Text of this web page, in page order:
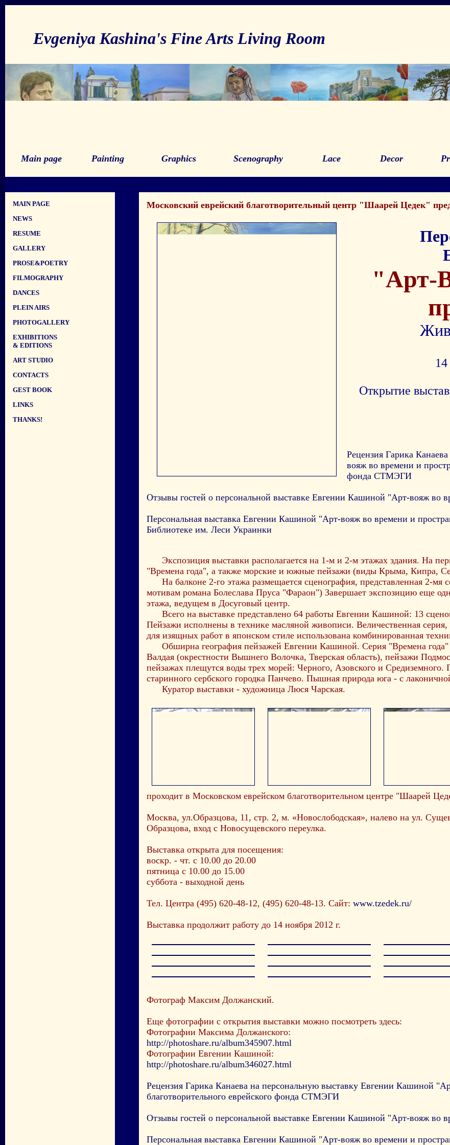
Evgeniya Kashina's Fine Arts Living Room
Main page Painting Graphics Scenography Lace Decor
MAIN PAGE
NEWS
RESUME
GALLERY
PROSE&POETRY
FILMOGRAPHY
DANCES
PLEIN AIRS
PHOTOGALLERY
EXHIBITIONS
& EDITIONS
ART STUDIO
CONTACTS
GEST BOOK
LINKS
THANKS!
Московский еврейский благотворительный центр "Шаарей Цедек"
"Арт-
Открытие
Рецензия Гарика
вояж во времени и
фонда СТМЭГИ
Отзывы гостей о персональной выставке Евгении Кашиной "Арт-вояж во
Персональная выставка Евгении Кашиной "Арт-вояж во времени и
Библиотеке им. Леси Украинки
Экспозиция выставки располагается на 1-м и 2-м этажах здания. На
"Времена года", а также морские и южные пейзажи (виды Крыма, Кипра,
На балконе 2-го этажа размещается сценография, представленная 2-
мотивам романа Болеслава Пруса "Фараон") Завершает экспозицию еще
этажа, ведущем в Досуговый центр.
Всего на выставке представлено 64 работы Евгении Кашиной: 13
Пейзажи исполнены в технике масляной живописи. Величественная
для изящных работ в японском стиле использована комбинированная
Обширна география пейзажей Евгении Кашиной. Серия "Времена года"
Валдая (окрестности Вышнего Волочка, Тверская область), пейзажи
пейзажах плещутся воды трех морей: Черного, Азовского и
старинного сербского городка Панчево. Пышная природа юга - с
Куратор выставки - художница Люся Чарская.
проходит в Московском еврейском благотворительном центре "Шаарей
Москва, ул.Образцова, 11, стр. 2, м. «Новослободская», налево на ул.
Образцова, вход с Новосущевского переулка.
Выставка открыта для посещения:
воскр. - чт. с 10.00 до 20.00
пятница с 10.00 до 15.00
суббота - выходной день
Тел. Центра (495) 620-48-12, (495) 620-48-13. Сайт: www.tzedek.ru/
Выставка продолжит работу до 14 ноября 2012 г.
Фотограф Максим Должанский.
Еще фотографии с открытия выставки можно посмотреть здесь:
Фотографии Максима Должанского:
http://photoshare.ru/album345907.html
Фотографии Евгении Кашиной:
http://photoshare.ru/album346027.html
Рецензия Гарика Канаева на персональную выставку Евгении Кашиной
благотворительного еврейского фонда СТМЭГИ
Отзывы гостей о персональной выставке Евгении Кашиной "Арт-вояж во
Персональная выставка Евгении Кашиной "Арт-вояж во времени и